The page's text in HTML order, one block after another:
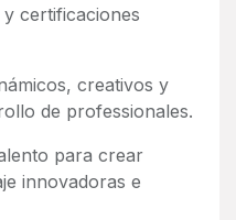
certificaciones
creativos y
de professionales.
para crear
innovadoras e